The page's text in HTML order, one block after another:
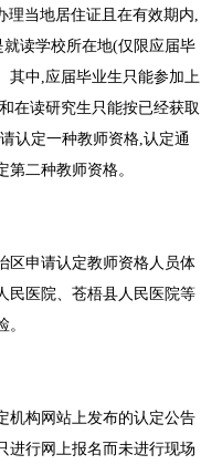
理当地居住证且在有效期内,
读学校所在地(仅限应届毕
其中,应届毕业生只能参加上
在读研究生只能按已经获取
认定一种教师资格,认定通
二种教师资格。
区申请认定教师资格人员体
民医院、苍梧县人民医院等
机构网站上发布的认定公告
进行网上报名而未进行现场